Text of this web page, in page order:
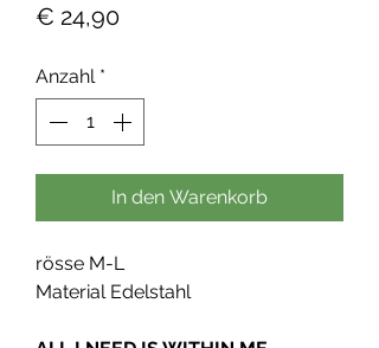
€ 24,90Preis
Anzahl *
In den Warenkorb
rösse M-L
Material Edelstahl